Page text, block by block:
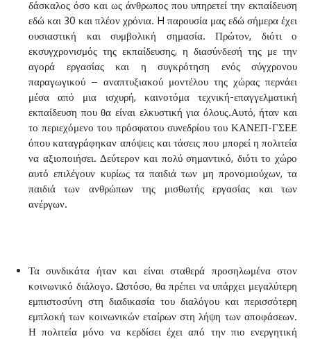
δάσκαλος όσο και ως άνθρωπος που υπηρετεί την εκπαίδευση
εδώ και 30 και πλέον χρόνια. H παρουσία μας εδώ σήμερα έχει
ουσιαστική και συμβολική σημασία. Πρώτον, διότι ο
εκσυγχρονισμός της εκπαίδευσης, η διασύνδεσή της με την
αγορά εργασίας και η συγκρότηση ενός σύγχρονου
παραγωγικού – αναπτυξιακού μοντέλου της χώρας περνάει
μέσα από μια ισχυρή, καινοτόμα τεχνική-επαγγελματική
εκπαίδευση που θα είναι ελκυστική για όλους.Αυτό, ήταν και
το περιεχόμενο του πρόσφατου συνεδρίου του ΚΑΝΕΠ-ΓΣΕΕ
όπου καταγράφηκαν απόψεις και τάσεις που μπορεί η πολιτεία
να αξιοποιήσει. Δεύτερον και πολύ σημαντικό, διότι το χώρο
αυτό επιλέγουν κυρίως τα παιδιά των μη προνομιούχων, τα
παιδιά των ανθρώπων της μισθωτής εργασίας και των
ανέργων.
Τα συνδικάτα ήταν και είναι σταθερά προσηλωμένα στον
κοινωνικό διάλογο. Ωστόσο, θα πρέπει να υπάρχει μεγαλύτερη
εμπιστοσύνη στη διαδικασία του διαλόγου και περισσότερη
εμπλοκή των κοινωνικών εταίρων στη λήψη των αποφάσεων.
Η πολιτεία μόνο να κερδίσει έχει από την πιο ενεργητική